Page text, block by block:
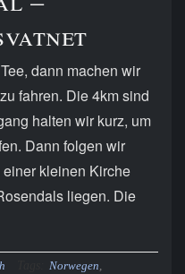
dann machen wir
fahren. Die 4km sind
halten wir kurz, um
Dann folgen wir
kleinen Kirche
liegen. Die
Norwegen,